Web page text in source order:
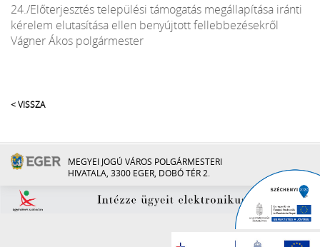
24./Előterjesztés települési támogatás megállapítása iránti
kérelem elutasítása ellen benyújtott fellebbezésekről
Vágner Ákos polgármester
< VISSZA
MEGYEI JOGÚ VÁROS POLGÁRMESTERI
HIVATALA, 3300 EGER, DOBÓ TÉR 2.